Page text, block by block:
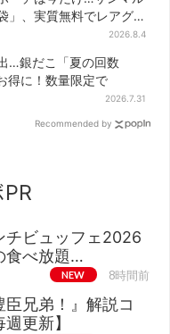
」、実質無料でレアグ
2026.8.4
…銀だこ「夏の回数
得に！数量限定で
2026.7.31
Recommended by
チビュッフェ2026
食べ放題…
NEW 8時間前
兄弟！』解説コ
更新】